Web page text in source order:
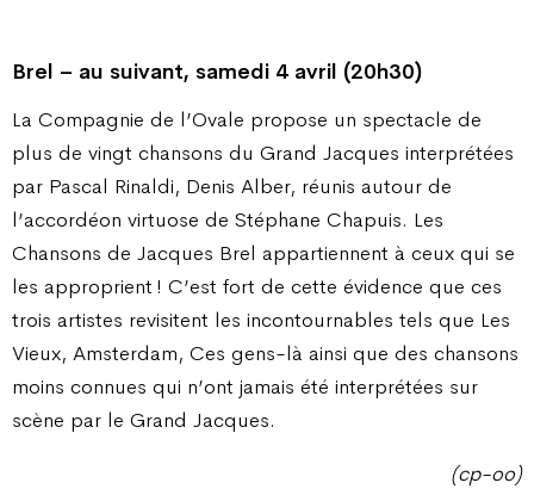
Brel – au suivant, samedi 4 avril (20h30)
La Compagnie de l’Ovale propose un spectacle de
plus de vingt chansons du Grand Jacques interprétées
par Pascal Rinaldi, Denis Alber, réunis autour de
l’accordéon virtuose de Stéphane Chapuis. Les
Chansons de Jacques Brel appartiennent à ceux qui se
les approprient ! C’est fort de cette évidence que ces
trois artistes revisitent les incontournables tels que Les
Vieux, Amsterdam, Ces gens-là ainsi que des chansons
moins connues qui n’ont jamais été interprétées sur
scène par le Grand Jacques.
(cp-oo)